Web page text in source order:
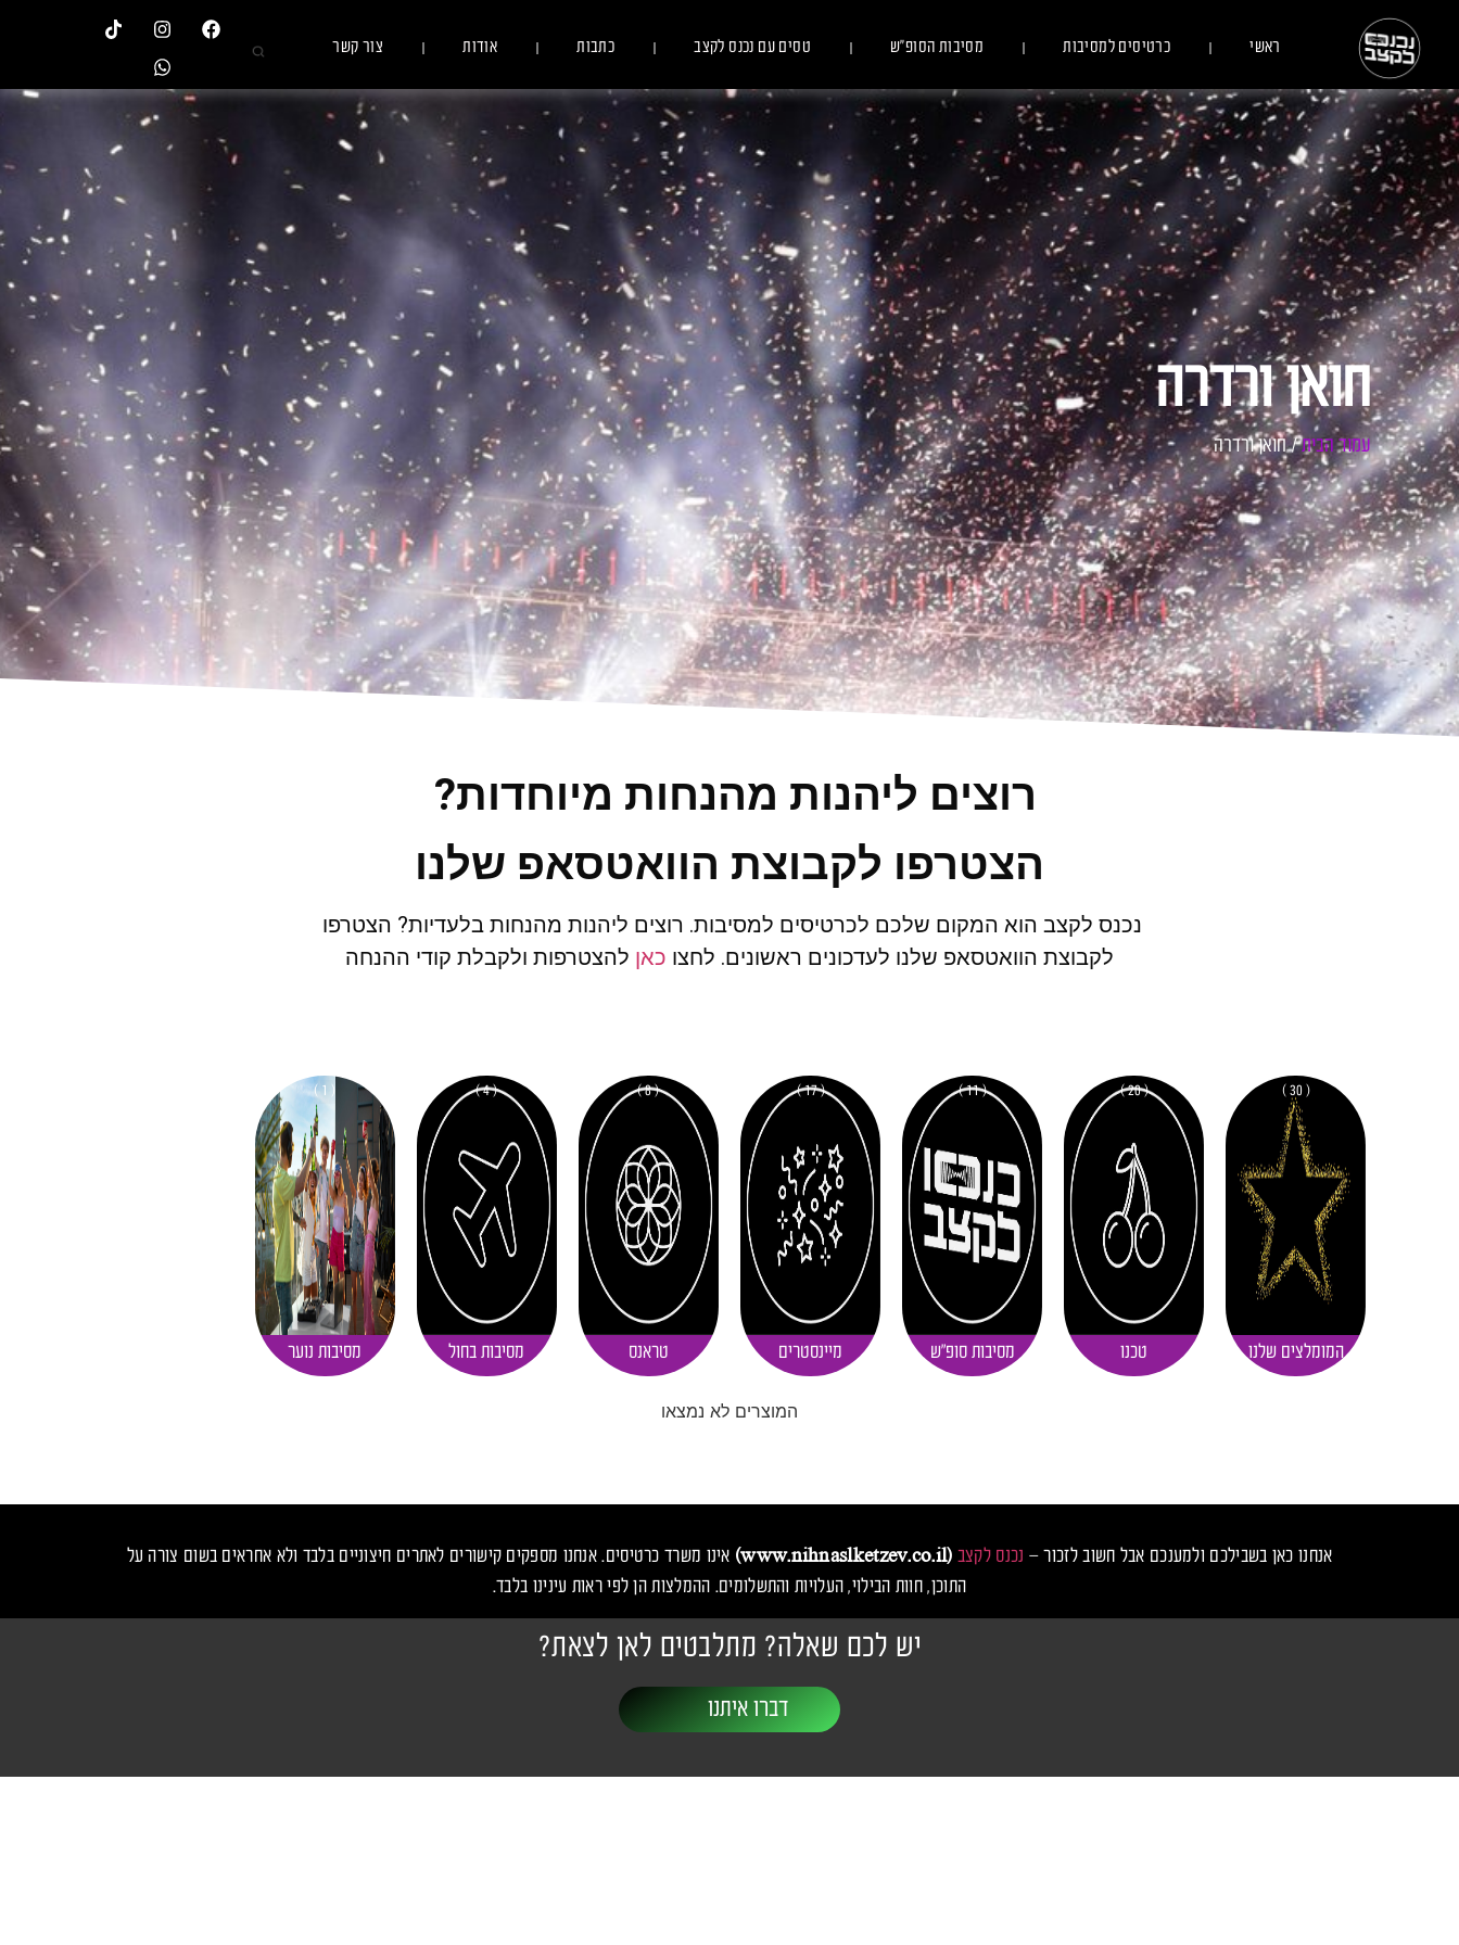
ראשי כרטיסים למסיבות מסיבות הסופ״ש טסים עם נכנס לקצב כתבות אודות צור קשר
חואן ורדרה
עמוד הבית/ חואן ורדרה
רוצים ליהנות מהנחות מיוחדות?
הצטרפו לקבוצת הוואטסאפ שלנו
נכנס לקצב הוא המקום שלכם לכרטיסים למסיבות. רוצים ליהנות מהנחות בלעדיות? הצטרפו
לקבוצת הוואטסאפ שלנו לעדכונים ראשונים. לחצו כאן להצטרפות ולקבלת קודי ההנחה
( 30 )
המומלצים שלנו
( 20 )
טכנו
( 11 )
מסיבות סופ"ש
( 17 )
מיינסטרים
( 8 )
טראנס
( 4 )
מסיבות בחול
( 1 )
מסיבות נוער
המוצרים לא נמצאו
אנחנו כאן בשבילכם ולמענכם אבל חשוב לזכור – נכנס לקצב (www.nihnaslketzev.co.il)
אינו משרד כרטיסים. אנחנו מספקים קישורים לאתרים חיצוניים בלבד ולא אחראים בשום צורה על
התוכן, חוות הבילוי, העלויות והתשלומים. ההמלצות הן לפי ראות עינינו בלבד.
יש לכם שאלה? מתלבטים לאן לצאת?
דברו איתנו